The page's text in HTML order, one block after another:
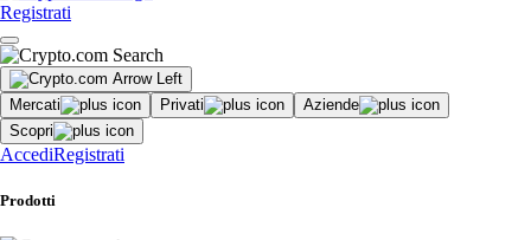
Registrati
Mercati Privati
Aziende
Scopri
AccediRegistrati
Prodotti